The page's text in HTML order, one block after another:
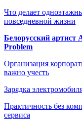
Что делает
повседневной жизни
Белорусский артист
Problem
Организация
важно учесть
Зарядка
Практичность без
сервиса